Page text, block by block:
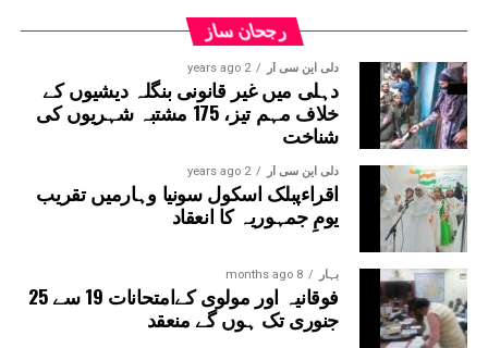
ہے۔اس لائن پر آٹھ اسٹیشن بنائے جائیں گے۔ ان میں
سیکٹر-97، سیکٹر-105، سیکٹر-108، سیکٹر-93، اور پنچشیل
بوائز انٹر کالج شامل ہوں گے۔
رجحان ساز
دلی این سی آر 2 years ago
دہلی میں غیر قانونی بنگلہ دیشیوں کے
خلاف مہم تیز، 175 مشتبہ شہریوں کی
شناخت
دلی این سی آر 2 years ago
اقراءپبلک اسکول سونیا وہارمیں تقریب
یومِ جمہوریہ کا انعقاد
بہار 8 months ago
فوقانیہ اور مولوی کےامتحانات 19 سے 25
جنوری تک ہوں گے منعقد